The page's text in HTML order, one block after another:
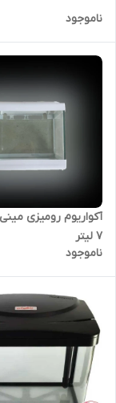
ناموجود
آکواریوم رومیزی
7 لیتر
ناموجود